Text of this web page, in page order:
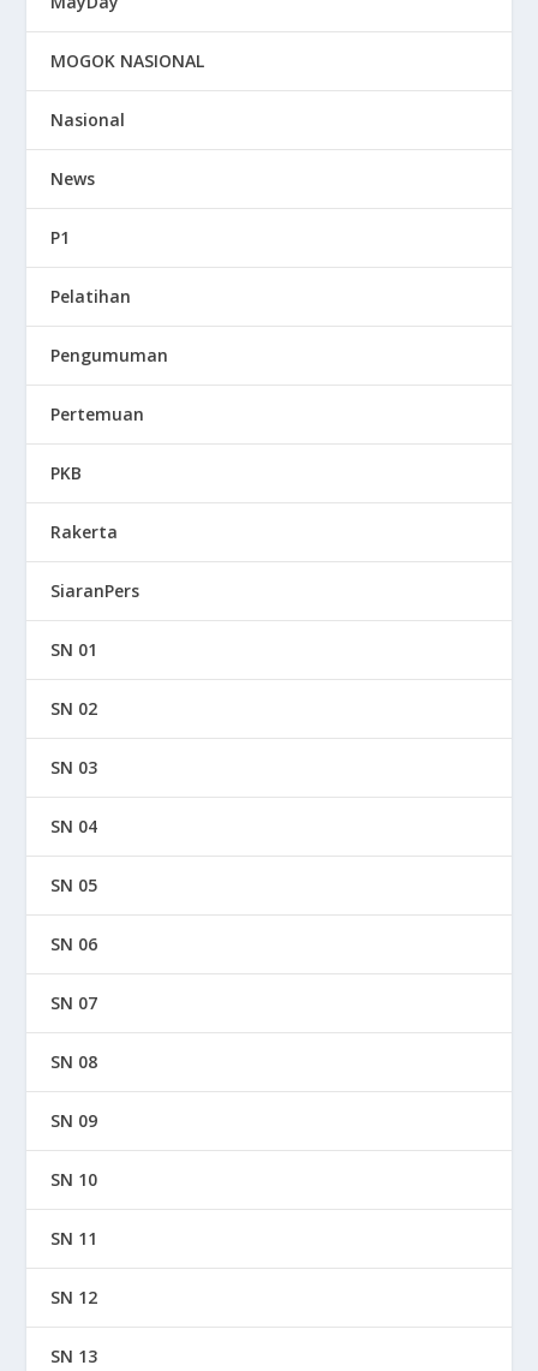
MOGOK NASIONAL
Nasional
News
P1
Pelatihan
Pengumuman
Pertemuan
PKB
Rakerta
SiaranPers
SN 01
SN 02
SN 03
SN 04
SN 05
SN 06
SN 07
SN 08
SN 09
SN 10
SN 11
SN 12
SN 13